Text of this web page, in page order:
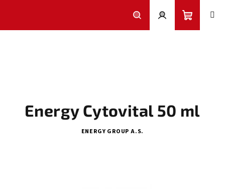
Hledat PřihlášeníNákupní
Energy Cytovital 50 ml
ENERGY GROUP A.S.